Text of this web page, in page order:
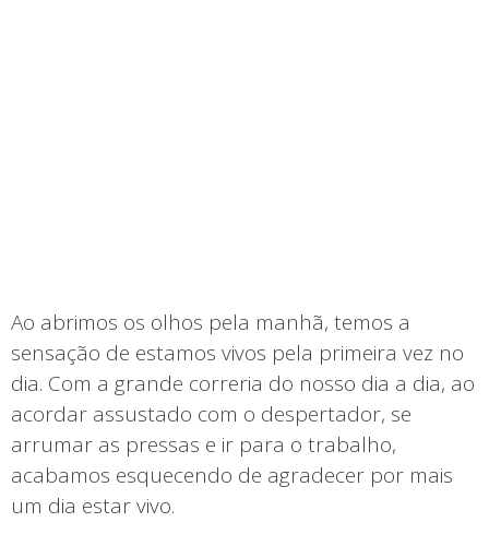
Ao abrimos os olhos pela manhã, temos a
sensação de estamos vivos pela primeira vez no
dia. Com a grande correria do nosso dia a dia, ao
acordar assustado com o despertador, se
arrumar as pressas e ir para o trabalho,
acabamos esquecendo de agradecer por mais
um dia estar vivo.